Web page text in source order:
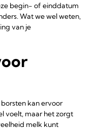
begin- of einddatum
Wat we wel weten,
van je
kan ervoor
voelt, maar het zorgt
melk kunt